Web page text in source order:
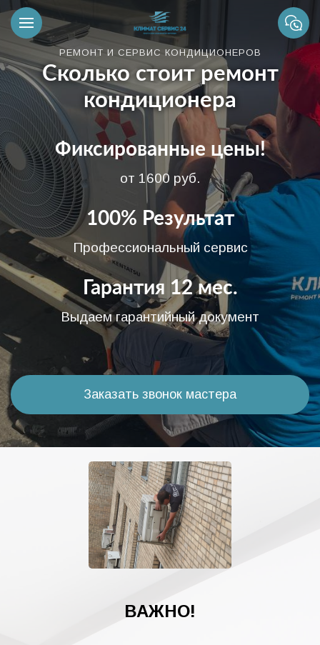
РЕМОНТ И СЕРВИС КОНДИЦИОНЕРОВ
Сколько стоит ремонт
кондиционера
Фиксированные цены!
от 1600 руб.
100% Результат
Профессиональный сервис
Гарантия 12 мес.
Выдаем гарантийный документ
Заказать звонок мастера
ВАЖНО!